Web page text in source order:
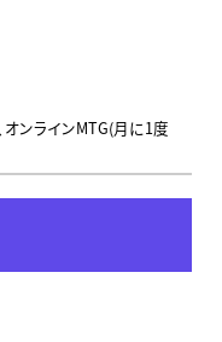
ンラインMTG(月に1度